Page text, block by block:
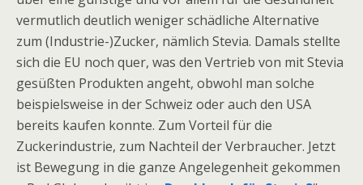
vermutlich deutlich weniger schädliche Alternative
zum (Industrie-)Zucker, nämlich Stevia. Damals stellte
sich die EU noch quer, was den Vertrieb von mit Stevia
gesüßten Produkten angeht, obwohl man solche
beispielsweise in der Schweiz oder auch den USA
bereits kaufen konnte. Zum Vorteil für die
Zuckerindustrie, zum Nachteil der Verbraucher. Jetzt
ist Bewegung in die ganze Angelegenheit gekommen